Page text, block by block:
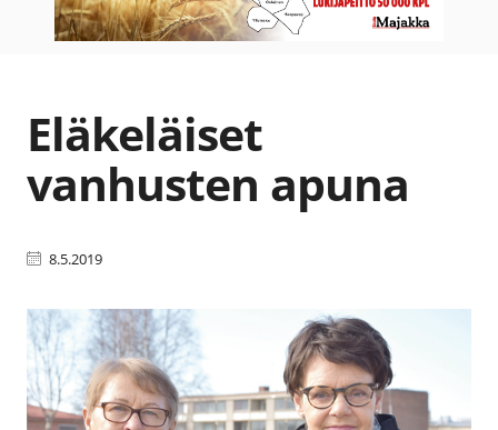
Eläkeläiset
vanhusten apuna
8.5.2019